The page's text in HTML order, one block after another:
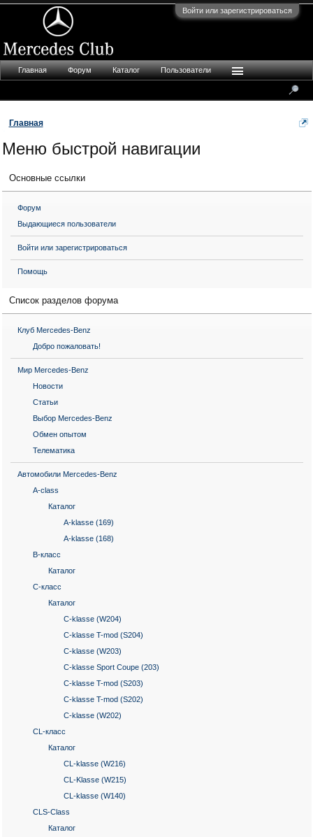
Войти или зарегистрироваться
Главная
Меню быстрой навигации
Основные ссылки
Форум
Выдающиеся пользователи
Войти или зарегистрироваться
Помощь
Список разделов форума
Клуб Mercedes-Benz
Добро пожаловать!
Мир Mercedes-Benz
Новости
Статьи
Выбор Mercedes-Benz
Обмен опытом
Телематика
Автомобили Mercedes-Benz
A-class
Каталог
A-klasse (169)
A-klasse (168)
B-класс
Каталог
C-класс
Каталог
C-klasse (W204)
C-klasse T-mod (S204)
C-klasse (W203)
C-klasse Sport Coupe (203)
C-klasse T-mod (S203)
C-klasse T-mod (S202)
C-klasse (W202)
CL-класс
Каталог
CL-klasse (W216)
CL-Klasse (W215)
CL-klasse (W140)
CLS-Class
Каталог
Главная Форум Каталог Пользователи